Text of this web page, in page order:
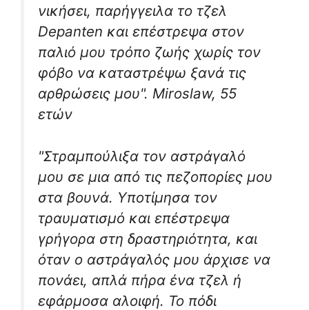
νικήσει, παρήγγειλα το τζελ
Depanten και επέστρεψα στον
παλιό μου τρόπο ζωής χωρίς τον
φόβο να καταστρέψω ξανά τις
αρθρώσεις μου". Miroslaw, 55
ετών
"Στραμπούλιξα τον αστράγαλό
μου σε μια από τις πεζοπορίες μου
στα βουνά. Υποτίμησα τον
τραυματισμό και επέστρεψα
γρήγορα στη δραστηριότητα, και
όταν ο αστράγαλός μου άρχισε να
πονάει, απλά πήρα ένα τζελ ή
εφάρμοσα αλοιφή. Το πόδι